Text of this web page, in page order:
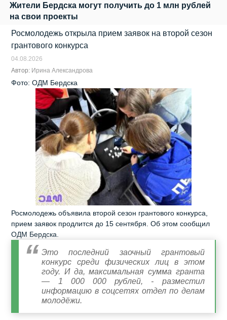
Жители Бердска могут получить до 1 млн рублей
на свои проекты
Росмолодежь открыла прием заявок на второй сезон
грантового конкурса
04.08.2026
Автор: Ирина Александрова
Фото: ОДМ Бердска
Росмолодежь объявила второй сезон грантового конкурса,
прием заявок продлится до 15 сентября. Об этом сообщил
ОДМ Бердска.
Это последний заочный грантовый
конкурс среди физических лиц в этом
году. И да, максимальная сумма гранта
— 1 000 000 рублей, - разместил
информацию в соцсетях отдел по делам
молодёжи.